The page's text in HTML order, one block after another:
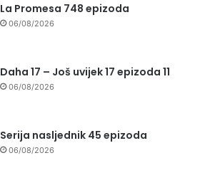
La Promesa 748 epizoda
06/08/2026
Daha 17 – Još uvijek 17 epizoda 11
06/08/2026
Serija nasljednik 45 epizoda
06/08/2026